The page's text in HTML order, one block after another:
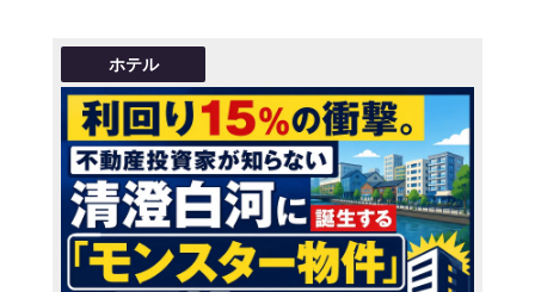
ホテル